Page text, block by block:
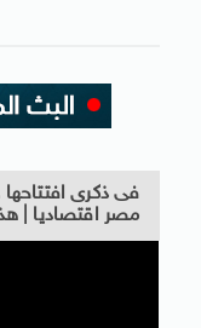
فى ذكرى افتتاحها
مصر اقتصاديا |